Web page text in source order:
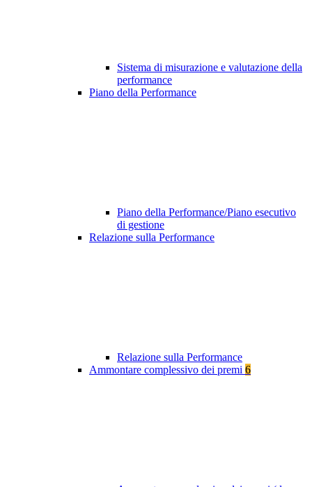
Sistema di misurazione e valutazione della
performance
Piano della Performance
Piano della Performance/Piano esecutivo
di gestione
Relazione sulla Performance
Relazione sulla Performance
Ammontare complessivo dei premi 6